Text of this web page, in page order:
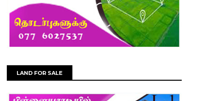
LAND FOR SALE